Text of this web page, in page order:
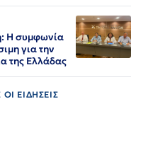
Η συμφωνία
για την
της Ελλάδας
ΕΙΔΗΣΕΙΣ